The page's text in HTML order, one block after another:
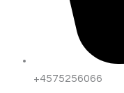
+4575256066